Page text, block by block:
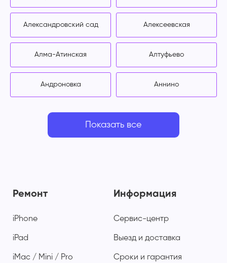
Александровский сад Алексеевская
Алма-Атинская Алтуфьево
Андроновка Аннино
Показать все
Ремонт
iPhone
iPad
iMac / Mini / Pro
Информация
Сервис-центр
Выезд и доставка
Сроки и гарантия